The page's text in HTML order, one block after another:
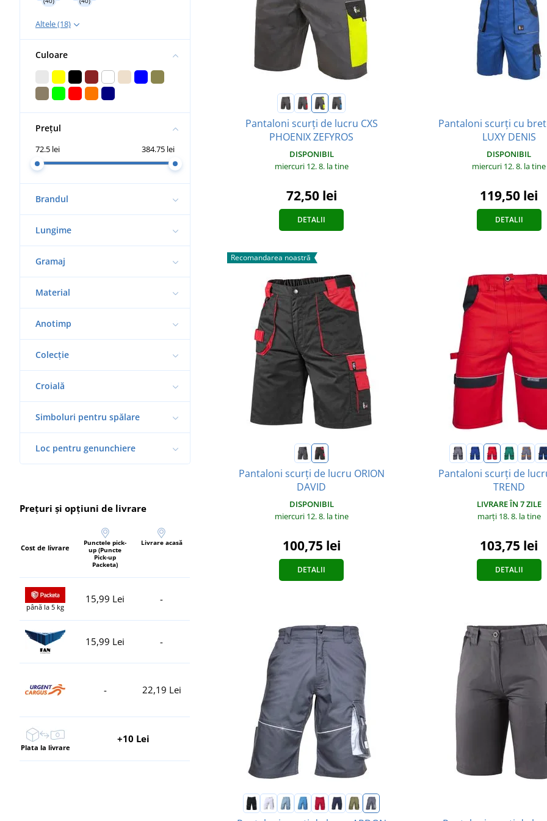
Altele (18)
Culoare
Prețul
72.5 lei 384.75 lei
Brandul
Lungime
Gramaj
Material
Anotimp
Colecție
Croială
Simboluri pentru spălare
Loc pentru genunchiere
Prețuri și opțiuni de livrare
Cost de livrare
Punctele pick-
up (Puncte
Pick-up
Packeta)
Livrare acasă
până la 5 kg
15,99 Lei -
15,99 Lei -
- 22,19 Lei
Plata la livrare
+10 Lei
Pantaloni scurți de lucru CXS
PHOENIX ZEFYROS
DISPONIBIL
miercuri 12. 8. la tine
72,50 lei
DETALII
Pantaloni scurți cu
LUXY DENIS
DISPONIBIL
miercuri 12. 8. la tine
119,50 lei
DETALII
Recomandarea noastră
Pantaloni scurți de lucru ORION
DAVID
DISPONIBIL
miercuri 12. 8. la tine
100,75 lei
DETALII
Pantaloni scurți de
TREND
LIVRARE ÎN 7 ZILE
marți 18. 8. la tine
103,75 lei
DETALII